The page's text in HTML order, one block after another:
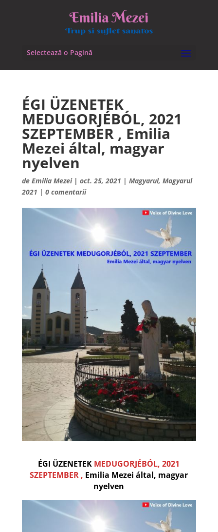
Selectează o Pagină
ÉGI ÜZENETEK
MEDUGORJÉBÓL, 2021
SZEPTEMBER , Emilia
Mezei által, magyar
nyelven
de Emilia Mezei| oct. 25, 2021 | Magyarul, Magyarul
2021 | 0 comentarii
ÉGI ÜZENETEK MEDUGORJÉBÓL, 2021
SZEPTEMBER , Emilia Mezei által, magyar
nyelven